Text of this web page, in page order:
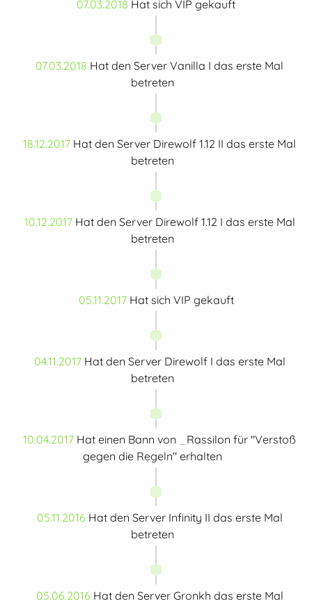
07.03.2018 Hat sich VIP gekauft
07.03.2018 Hat den Server Vanilla I das erste Mal
betreten
18.12.2017 Hat den Server Direwolf 1.12 II das erste Mal
betreten
10.12.2017Hat den Server Direwolf 1.12 I das erste Mal
betreten
05.11.2017Hat sich VIP gekauft
04.11.2017Hat den Server Direwolf I das erste Mal
betreten
10.04.2017 Hat einen Bann von _Rassilon für "Verstoß
gegen die Regeln" erhalten
05.11.2016 Hat den Server Infinity II das erste Mal
betreten
05.06.2016 Hat den Server Gronkh das erste Mal